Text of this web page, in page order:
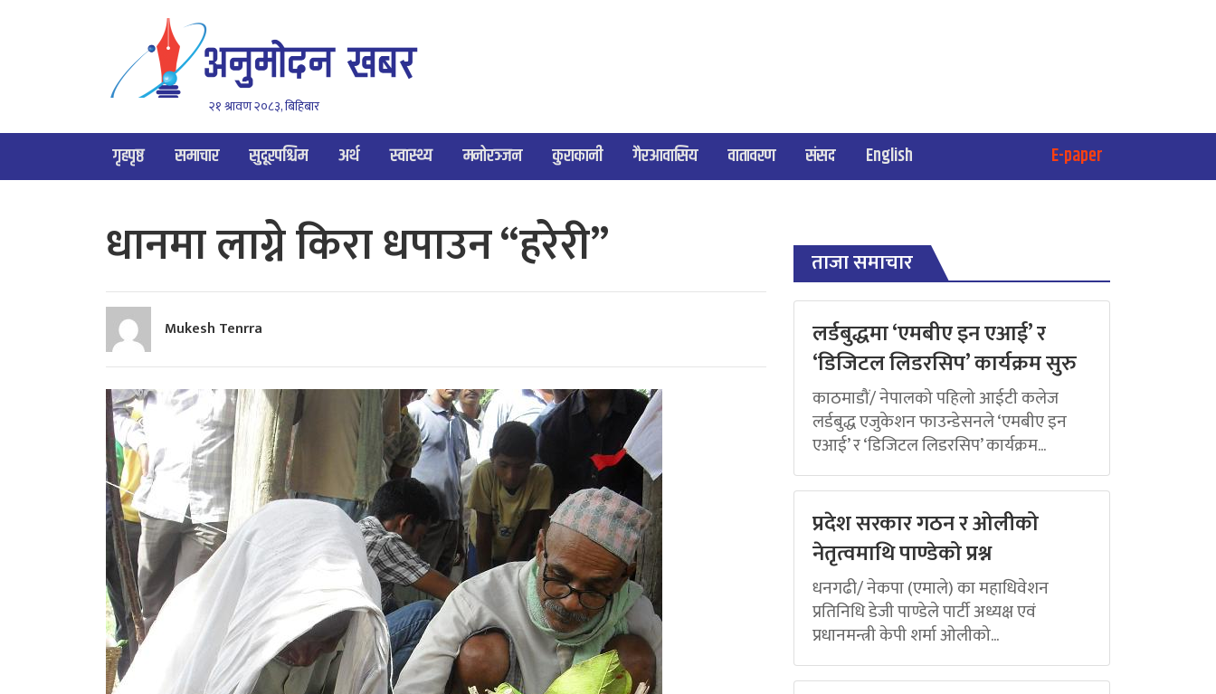
२१ श्रावण २०८३, बिहिबार
गृहपृष्ठ समाचार सुदूरपश्चिम अर्थ स्वास्थ्य मनोरञ्जन कुराकानी गैरआवासिय वातावरण संसद English E-paper
धानमा लाग्ने किरा धपाउन “हरेरी”
Mukesh Tenrra
ताजा समाचार
लर्डबुद्धमा ‘एमबीए इन एआई’ र
‘डिजिटल लिडरसिप’ कार्यक्रम सुरु
काठमाडौं/ नेपालको पहिलो आईटी कलेज
लर्डबुद्ध एजुकेशन फाउन्डेसनले ‘एमबीए इन
एआई’ र ‘डिजिटल लिडरसिप’ कार्यक्रम...
प्रदेश सरकार गठन र ओलीको
नेतृत्वमाथि पाण्डेको प्रश्न
धनगढी/ नेकपा (एमाले) का महाधिवेशन
प्रतिनिधि डेजी पाण्डेले पार्टी अध्यक्ष एवं
प्रधानमन्त्री केपी शर्मा ओलीको...